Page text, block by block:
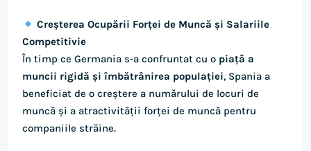
Creșterea Ocupării Forței de Muncă și Salariile
Competitivie
În timp ce Germania s-a confruntat cu o piață a
muncii rigidă și îmbătrânirea populației, Spania a
beneficiat de o creștere a numărului de locuri de
muncă și a atractivității forței de muncă pentru
companiile străine.